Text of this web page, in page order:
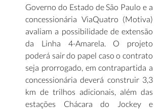
Governo do Estado de São Paulo e a
concessionária ViaQuatro (Motiva)
avaliam a possibilidade de extensão
da Linha 4-Amarela. O projeto
poderá sair do papel caso o contrato
seja prorrogado, em contrapartida a
concessionária deverá construir 3,3
km de trilhos adicionais, além das
estações Chácara do Jockey e